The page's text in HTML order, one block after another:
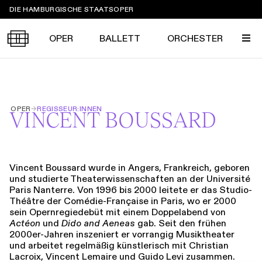
DIE HAMBURGISCHE STAATSOPER
OPER BALLETT ORCHESTER
Suche
Termine
Ihr Besuch
Alle Oper Ballett Konzert
PROGRAMM
Spielzeit 2026/2027 Premieren
Repertoire Konzerte Festivals
CLICK in
ÜBER UNS
Oper Ballett Orchester
Die Hamburgische Staatsoper
SERVICE
Tickets & Preise Ihr Besuch Abos
DANKE MEIN KONTO
OPER→REGISSEUR:INNEN
VINCENT BOUSSARD
Vincent Boussard wurde in Angers, Frankreich, geboren
und studierte Theaterwissenschaften an der Université
Paris Nanterre. Von 1996 bis 2000 leitete er das Studio-
Théâtre der Comédie-Française in Paris, wo er 2000
sein Opernregiedebüt mit einem Doppelabend von
Actéon und Dido and Aeneas gab. Seit den frühen
2000er-Jahren inszeniert er vorrangig Musiktheater
und arbeitet regelmäßig künstlerisch mit Christian
Lacroix, Vincent Lemaire und Guido Levi zusammen.